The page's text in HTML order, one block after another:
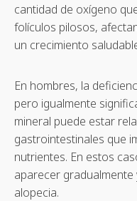
cantidad de oxígeno
folículos pilosos,
un crecimiento
En hombres, la
pero igualmente
mineral puede estar
gastrointestinales que
nutrientes. En estos
aparecer
alopecia.